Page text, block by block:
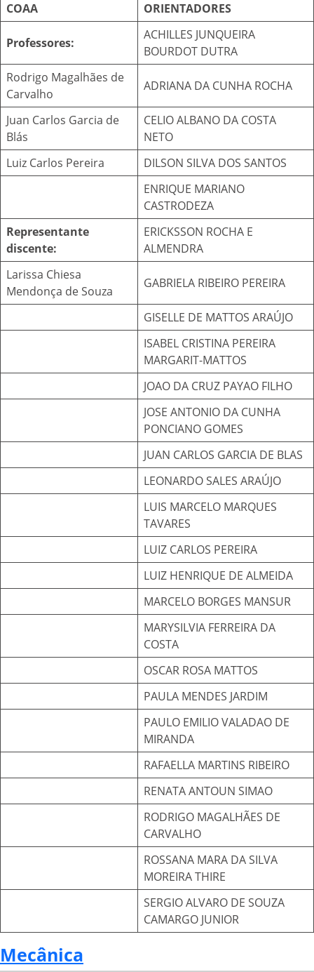
COAA ORIENTADORES
Professores:
ACHILLES JUNQUEIRA
BOURDOT DUTRA
Rodrigo Magalhães de
Carvalho
ADRIANA DA CUNHA ROCHA
Juan Carlos Garcia de
Blás
CELIO ALBANO DA COSTA
NETO
Luiz Carlos Pereira
DILSON SILVA DOS SANTOS
ENRIQUE MARIANO
CASTRODEZA
Representante
discente:
ERICKSSON ROCHA E
ALMENDRA
Larissa Chiesa
Mendonça de Souza
GABRIELA RIBEIRO PEREIRA
GISELLE DE MATTOS ARAÚJO
ISABEL CRISTINA PEREIRA
MARGARIT-MATTOS
JOAO DA CRUZ PAYAO FILHO
JOSE ANTONIO DA CUNHA
PONCIANO GOMES
JUAN CARLOS GARCIA DE BLAS
LEONARDO SALES ARAÚJO
LUIS MARCELO MARQUES
TAVARES
LUIZ CARLOS PEREIRA
LUIZ HENRIQUE DE ALMEIDA
MARCELO BORGES MANSUR
MARYSILVIA FERREIRA DA
COSTA
OSCAR ROSA MATTOS
PAULA MENDES JARDIM
PAULO EMILIO VALADAO DE
MIRANDA
RAFAELLA MARTINS RIBEIRO
RENATA ANTOUN SIMAO
RODRIGO MAGALHÃES DE
CARVALHO
ROSSANA MARA DA SILVA
MOREIRA THIRE
SERGIO ALVARO DE SOUZA
CAMARGO JUNIOR
Mecânica